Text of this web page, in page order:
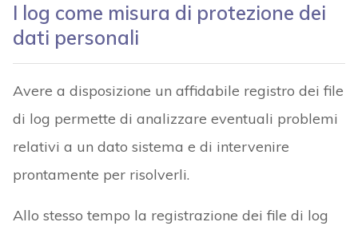
I log come misura di protezione dei
dati personali
Avere a disposizione un affidabile registro dei file
di log permette di analizzare eventuali problemi
relativi a un dato sistema e di intervenire
prontamente per risolverli.
Allo stesso tempo la registrazione dei file di log